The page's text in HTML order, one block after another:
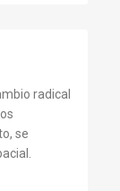
radical
se